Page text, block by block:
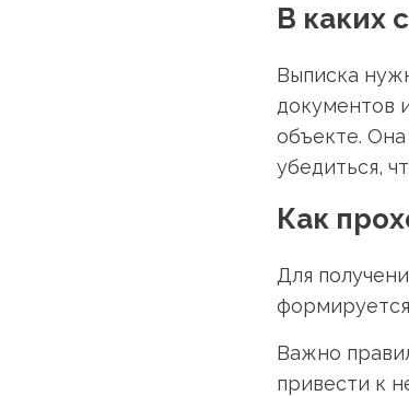
В каких
Выписка
документов
объекте.
убедиться,
Как
Для
Важно
привести к